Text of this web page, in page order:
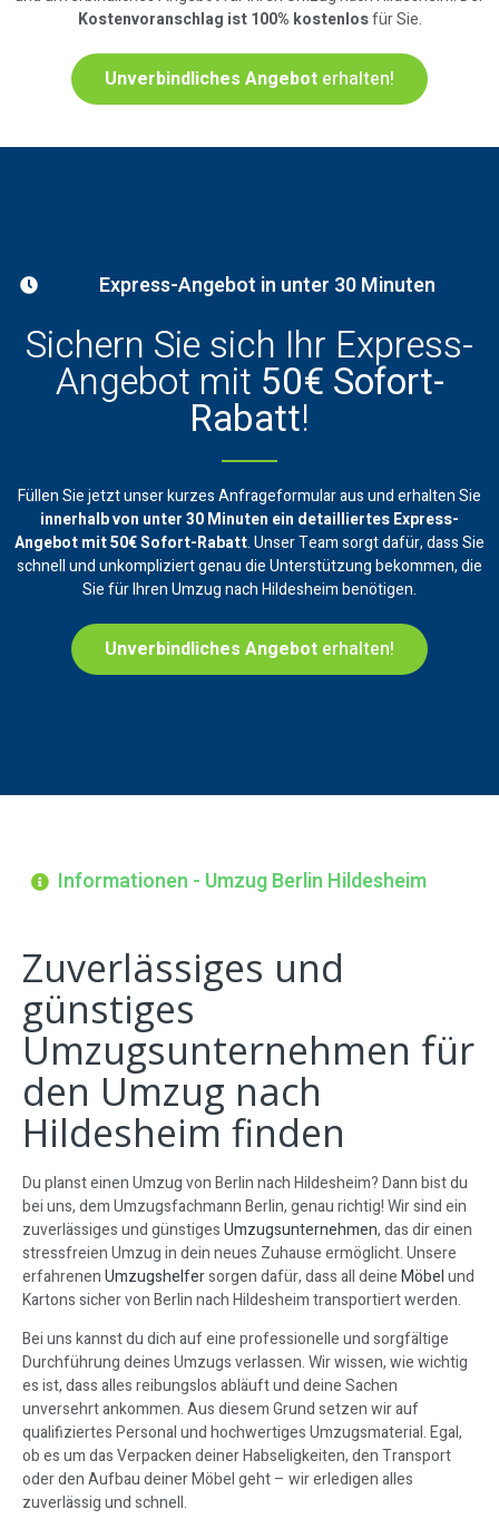
Kostenvoranschlag ist 100% kostenlosfür Sie.
Unverbindliches Angebot erhalten!
Express-Angebot in unter 30 Minuten
Sichern Sie sich Ihr Express-
Angebot mit 50€ Sofort-
Rabatt!
Füllen Sie jetzt unser kurzes Anfrageformular aus und erhalten Sie
innerhalb von unter 30 Minuten ein detailliertes Express-
Angebot mit 50€ Sofort-Rabatt. Unser Team sorgt dafür, dass Sie
schnell und unkompliziert genau die Unterstützung bekommen, die
Sie für Ihren Umzug nach Hildesheim benötigen.
Unverbindliches Angebot erhalten!
Informationen - Umzug Berlin Hildesheim
Zuverlässiges und
günstiges
Umzugsunternehmen für
den Umzug nach
Hildesheim finden
Du planst einen Umzug von Berlin nach Hildesheim? Dann bist du
bei uns, dem Umzugsfachmann Berlin, genau richtig! Wir sind ein
zuverlässiges und günstigesUmzugsunternehmen, das dir einen
stressfreien Umzug in dein neues Zuhause ermöglicht. Unsere
erfahrenenUmzugshelfersorgen dafür, dass all deineMöbelund
Kartons sicher von Berlin nach Hildesheim transportiert werden.
Bei uns kannst du dich auf eine professionelle und sorgfältige
Durchführung deines Umzugs verlassen. Wir wissen, wie wichtig
es ist, dass alles reibungslos abläuft und deine Sachen
unversehrt ankommen. Aus diesem Grund setzen wir auf
qualifiziertes Personal und hochwertiges Umzugsmaterial. Egal,
ob es um das Verpacken deiner Habseligkeiten, den Transport
oder den Aufbau deiner Möbel geht – wir erledigen alles
zuverlässig und schnell.